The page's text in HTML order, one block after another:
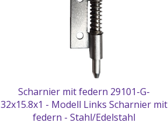
Scharnier mit federn 29101-G-
32x15.8x1 - Modell Links Scharnier mit
federn - Stahl/Edelstahl